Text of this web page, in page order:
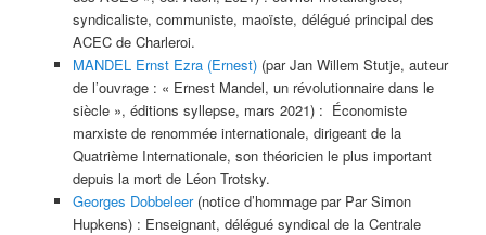
syndicaliste, communiste, maoïste, délégué principal des
ACEC de Charleroi.
MANDEL Ernst Ezra (Ernest)(par Jan Willem Stutje, auteur
de l’ouvrage : « Ernest Mandel, un révolutionnaire dans le
siècle », éditions syllepse, mars 2021) : Économiste
marxiste de renommée internationale, dirigeant de la
Quatrième Internationale, son théoricien le plus important
depuis la mort de Léon Trotsky.
Georges Dobbeleer(notice d’hommage par Par Simon
Hupkens) : Enseignant, délégué syndical de la Centrale